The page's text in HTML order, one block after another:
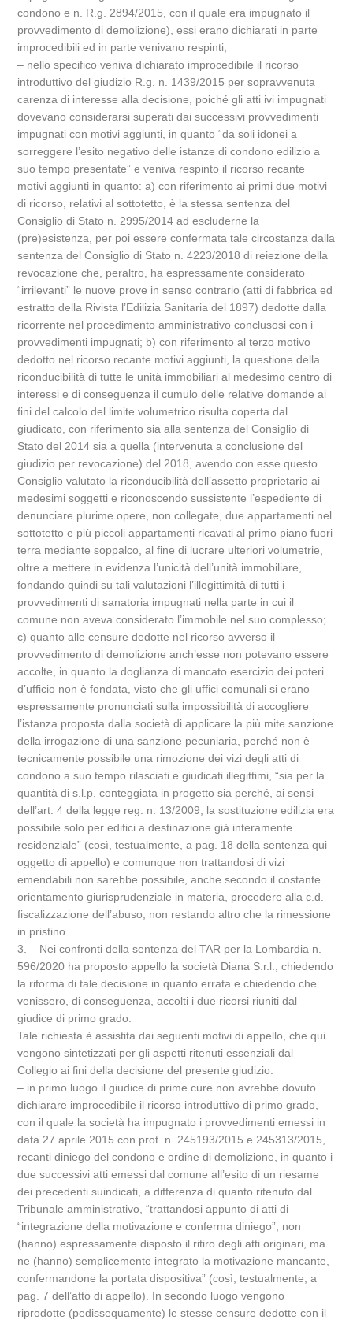
condono e n. R.g. 2894/2015, con il quale era impugnato il
provvedimento di demolizione), essi erano dichiarati in parte
improcedibili ed in parte venivano respinti;
– nello specifico veniva dichiarato improcedibile il ricorso
introduttivo del giudizio R.g. n. 1439/2015 per sopravvenuta
carenza di interesse alla decisione, poiché gli atti ivi impugnati
dovevano considerarsi superati dai successivi provvedimenti
impugnati con motivi aggiunti, in quanto “da soli idonei a
sorreggere l’esito negativo delle istanze di condono edilizio a
suo tempo presentate” e veniva respinto il ricorso recante
motivi aggiunti in quanto: a) con riferimento ai primi due motivi
di ricorso, relativi al sottotetto, è la stessa sentenza del
Consiglio di Stato n. 2995/2014 ad escluderne la
(pre)esistenza, per poi essere confermata tale circostanza dalla
sentenza del Consiglio di Stato n. 4223/2018 di reiezione della
revocazione che, peraltro, ha espressamente considerato
“irrilevanti” le nuove prove in senso contrario (atti di fabbrica ed
estratto della Rivista l’Edilizia Sanitaria del 1897) dedotte dalla
ricorrente nel procedimento amministrativo conclusosi con i
provvedimenti impugnati; b) con riferimento al terzo motivo
dedotto nel ricorso recante motivi aggiunti, la questione della
riconducibilità di tutte le unità immobiliari al medesimo centro di
interessi e di conseguenza il cumulo delle relative domande ai
fini del calcolo del limite volumetrico risulta coperta dal
giudicato, con riferimento sia alla sentenza del Consiglio di
Stato del 2014 sia a quella (intervenuta a conclusione del
giudizio per revocazione) del 2018, avendo con esse questo
Consiglio valutato la riconducibilità dell’assetto proprietario ai
medesimi soggetti e riconoscendo sussistente l’espediente di
denunciare plurime opere, non collegate, due appartamenti nel
sottotetto e più piccoli appartamenti ricavati al primo piano fuori
terra mediante soppalco, al fine di lucrare ulteriori volumetrie,
oltre a mettere in evidenza l’unicità dell’unità immobiliare,
fondando quindi su tali valutazioni l’illegittimità di tutti i
provvedimenti di sanatoria impugnati nella parte in cui il
comune non aveva considerato l’immobile nel suo complesso;
c) quanto alle censure dedotte nel ricorso avverso il
provvedimento di demolizione anch’esse non potevano essere
accolte, in quanto la doglianza di mancato esercizio dei poteri
d’ufficio non è fondata, visto che gli uffici comunali si erano
espressamente pronunciati sulla impossibilità di accogliere
l’istanza proposta dalla società di applicare la più mite sanzione
della irrogazione di una sanzione pecuniaria, perché non è
tecnicamente possibile una rimozione dei vizi degli atti di
condono a suo tempo rilasciati e giudicati illegittimi, “sia per la
quantità di s.l.p. conteggiata in progetto sia perché, ai sensi
dell’art. 4 della legge reg. n. 13/2009, la sostituzione edilizia era
possibile solo per edifici a destinazione già interamente
residenziale” (così, testualmente, a pag. 18 della sentenza qui
oggetto di appello) e comunque non trattandosi di vizi
emendabili non sarebbe possibile, anche secondo il costante
orientamento giurisprudenziale in materia, procedere alla c.d.
fiscalizzazione dell’abuso, non restando altro che la rimessione
in pristino.
3. – Nei confronti della sentenza del TAR per la Lombardia n.
596/2020 ha proposto appello la società Diana S.r.l., chiedendo
la riforma di tale decisione in quanto errata e chiedendo che
venissero, di conseguenza, accolti i due ricorsi riuniti dal
giudice di primo grado.
Tale richiesta è assistita dai seguenti motivi di appello, che qui
vengono sintetizzati per gli aspetti ritenuti essenziali dal
Collegio ai fini della decisione del presente giudizio:
– in primo luogo il giudice di prime cure non avrebbe dovuto
dichiarare improcedibile il ricorso introduttivo di primo grado,
con il quale la società ha impugnato i provvedimenti emessi in
data 27 aprile 2015 con prot. n. 245193/2015 e 245313/2015,
recanti diniego del condono e ordine di demolizione, in quanto i
due successivi atti emessi dal comune all’esito di un riesame
dei precedenti suindicati, a differenza di quanto ritenuto dal
Tribunale amministrativo, “trattandosi appunto di atti di
“integrazione della motivazione e conferma diniego”, non
(hanno) espressamente disposto il ritiro degli atti originari, ma
ne (hanno) semplicemente integrato la motivazione mancante,
confermandone la portata dispositiva” (così, testualmente, a
pag. 7 dell’atto di appello). In secondo luogo vengono
riprodotte (pedissequamente) le stesse censure dedotte con il